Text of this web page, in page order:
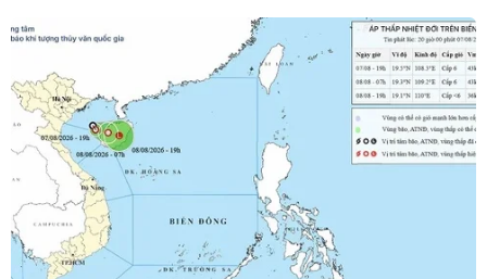
Việt Nam-Campuchia thúc đẩy hợp tác
đưa kim ngạch chạm mốc 5 tỷ USD
11/04/2017 03:09
Hai nước sẽ tích cực hỗ trợ doanh nghiệp tháo gỡ khó
khăn, triển khai hiệu quả các dự án đã được cấp phép
và sớm ký thỏa thuận hợp tác mới để phấn đấu nâng